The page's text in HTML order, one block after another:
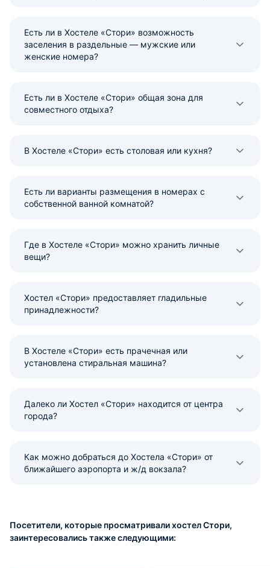
Есть ли в Хостеле «Стори» возможность
заселения в раздельные — мужские или
женские номера?
Есть ли в Хостеле «Стори» общая зона для
совместного отдыха?
В Хостеле «Стори» есть столовая или кухня?
Есть ли варианты размещения в номерах с
собственной ванной комнатой?
Где в Хостеле «Стори» можно хранить личные
вещи?
Хостел «Стори» предоставляет гладильные
принадлежности?
В Хостеле «Стори» есть прачечная или
установлена стиральная машина?
Далеко ли Хостел «Стори» находится от центра
города?
Как можно добраться до Хостела «Стори» от
ближайшего аэропорта и ж/д вокзала?
Посетители, которые просматривали хостел Стори,
заинтересовались также следующими: